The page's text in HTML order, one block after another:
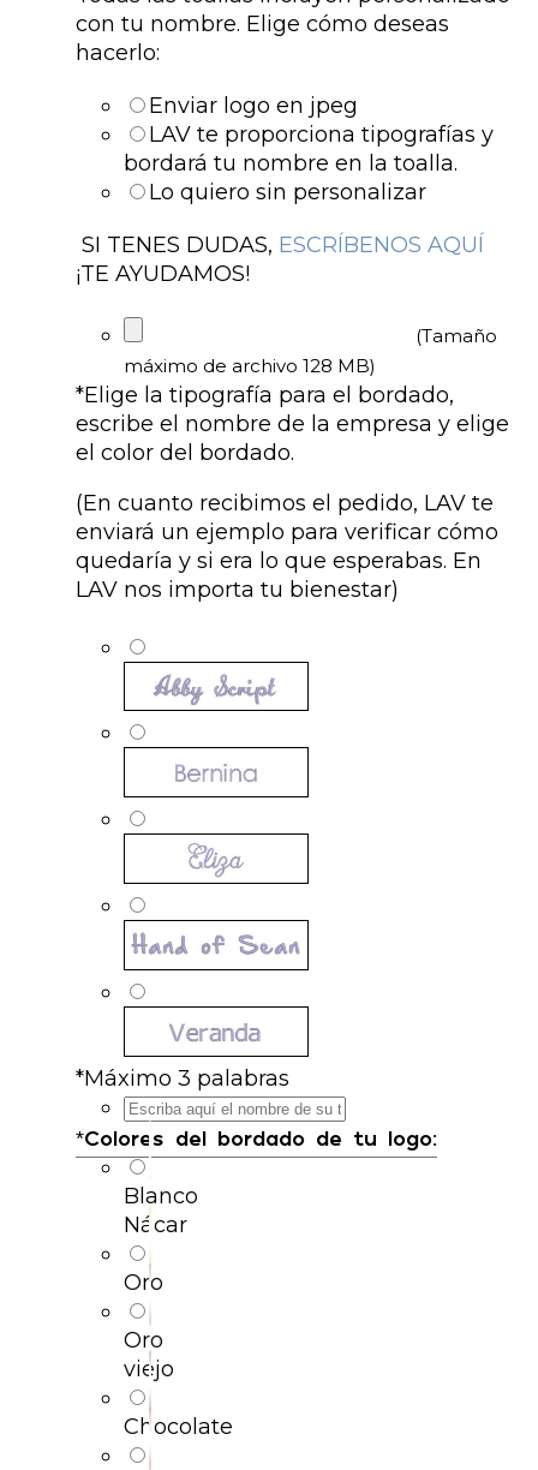
con tu nombre. Elige cómo deseas
hacerlo:
Enviar logo en jpeg
LAV te proporciona tipografías y
bordará tu nombre en la toalla.
Lo quiero sin personalizar
SI TENES DUDAS, ESCRÍBENOS AQUÍ
¡TE AYUDAMOS!
(Tamaño
máximo de archivo 128 MB)
*Elige la tipografía para el bordado,
escribe el nombre de la empresa y elige
el color del bordado.
(En cuanto recibimos el pedido, LAV te
enviará un ejemplo para verificar cómo
quedaría y si era lo que esperabas. En
LAV nos importa tu bienestar)
*Máximo 3 palabras
*Colores del bordado de tu logo:
Blanco
Nácar
Oro
Oro
viejo
Chocolate